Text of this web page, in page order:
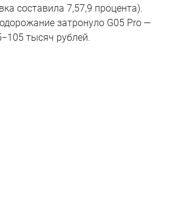
составила 7,57,9 процента).
затронуло G05 Pro —
тысяч рублей.